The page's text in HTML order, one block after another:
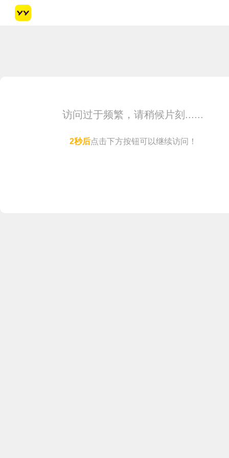
访问过于频繁，请稍候片刻......
1秒后点击下方按钮可以继续访问！